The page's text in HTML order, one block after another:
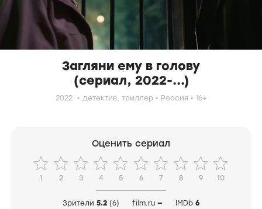
Загляни ему в голову
(сериал, 2022-...)
2022 детектив, триллер Россия 16+
Оценить сериал
1 2 3 4 5 6 7 8 9 10
Зрители 5.2 (6) film.ru — IMDb 6